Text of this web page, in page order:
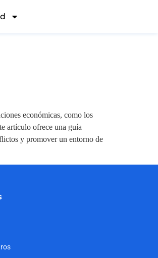
económicas, como los
artículo ofrece una guía
y promover un entorno de